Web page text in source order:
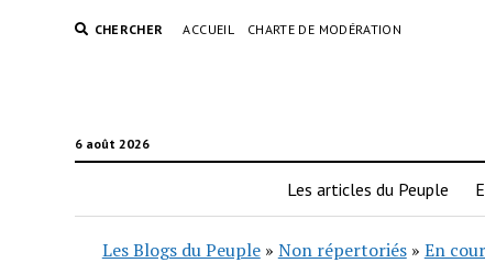
CHERCHER ACCUEIL CHARTE DE MODÉRATION
6 août 2026
Les articles du Peuple
Les Blogs du Peuple» Non répertoriés» En